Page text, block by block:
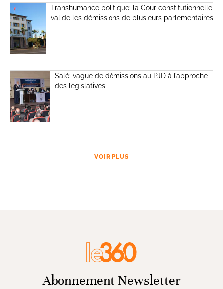
Transhumance politique: la Cour constitutionnelle
valide les démissions de plusieurs parlementaires
Salé: vague de démissions au PJD à l’approche
des législatives
VOIR PLUS
Abonnement Newsletter